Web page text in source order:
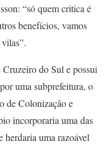
“só quem critica é
benefícios, vamos
do Sul e possui
uma subprefeitura, o
de Colonização e
incorporaria uma das
herdaria uma razoável